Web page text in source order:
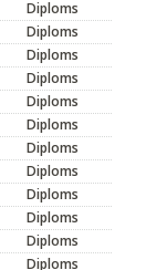
Diploms
Diploms
Diploms
Diploms
Diploms
Diploms
Diploms
Diploms
Diploms
Diploms
Diploms
Diploms